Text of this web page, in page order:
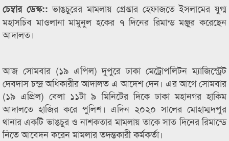
চেম্বার ডেস্ক::ভাঙচুরের মামলায় গ্রেপ্তার হেফাজতে ইসলামের যুগ্ম
মহাসচিব মাওলানা মামুনুল হকের ৭ দিনের রিমান্ড মঞ্জুর করেছেন
আদালত।
আজ সোমবার (১৯ এপিল) দুপুরে ঢাকা মেট্রোপলিটন ম্যাজিস্ট্রেট
দেবদাস চন্দ্র অধিকারীর আদালত এ আদেশ দেন। এর আগে সোমবার
(১৯ এপ্রিল) বেলা ১১টা ৯ মিনিটের দিকে ঢাকা মহানগর হাকিম
আদালতে হাজির করে পুলিশ। এদিন ২০২০ সালের মোহাম্মদপুর
থানার একটি ভাঙচুর ও নাশকতার মামলায় তাকে সাত দিনের রিমান্ডে
নিতে আবেদন করেন মামলার তদন্তকারী কর্মকর্তা।